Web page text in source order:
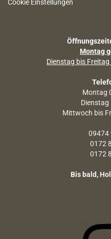
Cookie Einstellungen
Montag
Dienstag bis
Montag
Dienstag
Mittwoch bis
09474
0172
0172
Bis bald,